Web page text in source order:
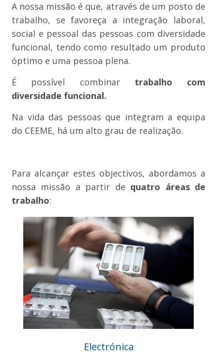
A nossa missão é que, através de um posto de
trabalho, se favoreça a integração laboral,
social e pessoal das pessoas com diversidade
funcional, tendo como resultado um produto
óptimo e uma pessoa plena.
É possível combinar trabalho com
diversidade funcional.
Na vida das pessoas que integram a equipa
do CEEME, há um alto grau de realização.
Para alcançar estes objectivos, abordamos a
nossa missão a partir de quatro áreas de
trabalho:
Electrónica